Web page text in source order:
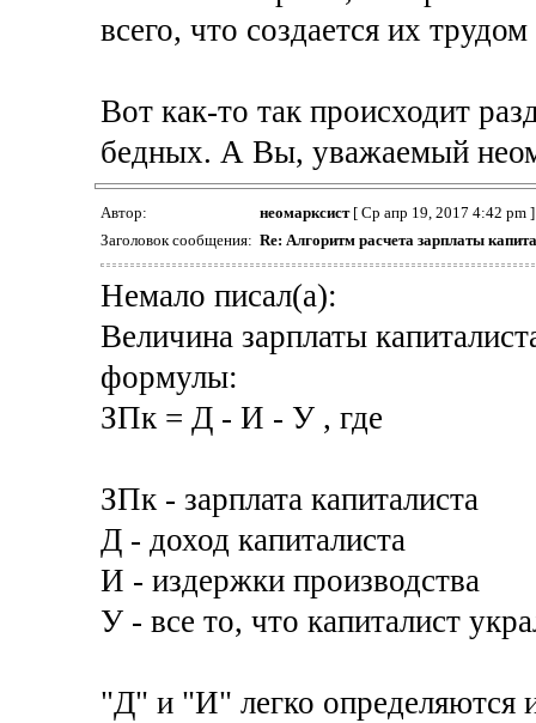
всего, что создается их
Вот как-то так происходит
бедных. А Вы, уважаемый
Автор: неомарксист[ Ср апр 19, 2017 4:42 pm ]
Заголовок сообщения: Re: Алгоритм расчета зарплаты
Немало писал(а):
Величина зарплаты
формулы:
ЗПк = Д - И - У , где
ЗПк - зарплата капиталиста
Д - доход капиталиста
И - издержки производства
У - все то, что капиталист
"Д" и "И" легко определяются